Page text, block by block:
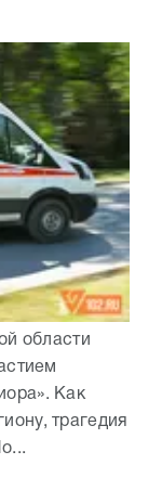
области
Как
трагедия